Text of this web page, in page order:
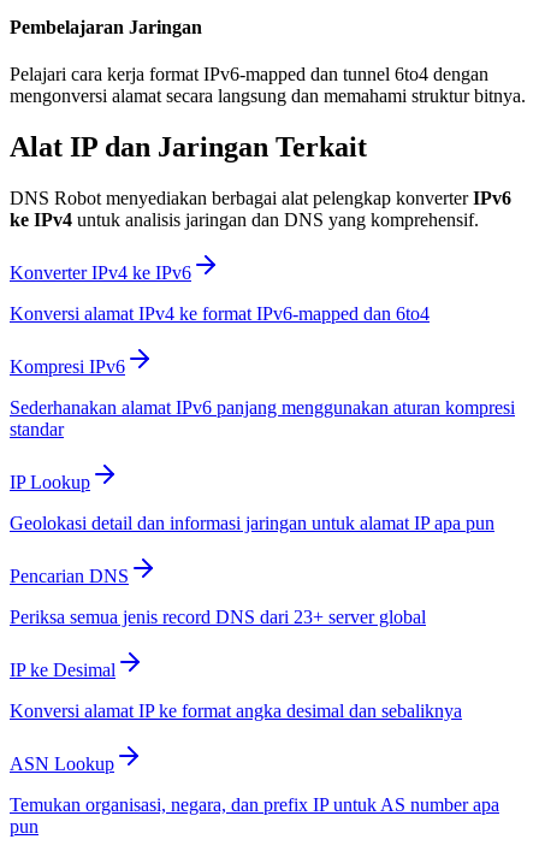
Pembelajaran Jaringan
Pelajari cara kerja format IPv6-mapped dan tunnel 6to4 dengan
mengonversi alamat secara langsung dan memahami struktur bitnya.
Alat IP dan Jaringan Terkait
DNS Robot menyediakan berbagai alat pelengkap konverterIPv6
ke IPv4 untuk analisis jaringan dan DNS yang komprehensif.
Konverter IPv4 ke IPv6
Konversi alamat IPv4 ke format IPv6-mapped dan 6to4
Kompresi IPv6
Sederhanakan alamat IPv6 panjang menggunakan aturan kompresi
standar
IP Lookup
Geolokasi detail dan informasi jaringan untuk alamat IP apa pun
Pencarian DNS
Periksa semua jenis record DNS dari 23+ server global
IP ke Desimal
Konversi alamat IP ke format angka desimal dan sebaliknya
ASN Lookup
Temukan organisasi, negara, dan prefix IP untuk AS number apa
pun